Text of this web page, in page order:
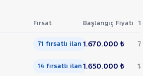
Fırsat Başlangıç Fiyatı
71 fırsatlı ilan 1.670.000 ₺
14 fırsatlı ilan 1.650.000 ₺